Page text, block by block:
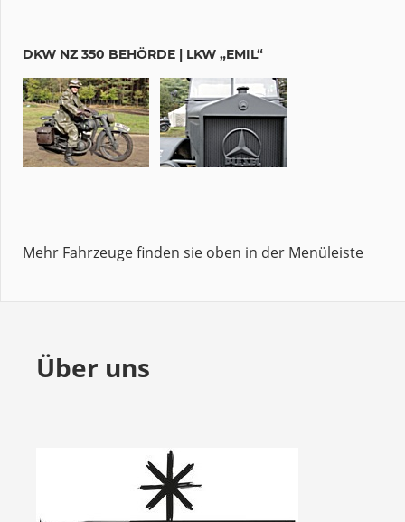
DKW NZ 350 BEHÖRDE | LKW „EMIL“
Mehr Fahrzeuge finden sie oben in der Menüleiste
Über uns